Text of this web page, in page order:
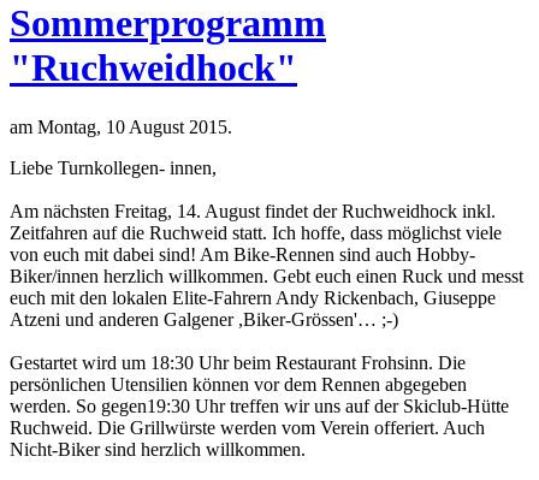
Sommerprogramm
"Ruchweidhock"
am Montag, 10 August 2015.
Liebe Turnkollegen- innen,
Am nächsten Freitag, 14. August findet der Ruchweidhock inkl.
Zeitfahren auf die Ruchweid statt. Ich hoffe, dass möglichst viele
von euch mit dabei sind! Am Bike-Rennen sind auch Hobby-
Biker/innen herzlich willkommen. Gebt euch einen Ruck und messt
euch mit den lokalen Elite-Fahrern Andy Rickenbach, Giuseppe
Atzeni und anderen Galgener ,Biker-Grössen'… ;-)
Gestartet wird um 18:30 Uhr beim Restaurant Frohsinn. Die
persönlichen Utensilien können vor dem Rennen abgegeben
werden. So gegen19:30 Uhr treffen wir uns auf der Skiclub-Hütte
Ruchweid. Die Grillwürste werden vom Verein offeriert. Auch
Nicht-Biker sind herzlich willkommen.